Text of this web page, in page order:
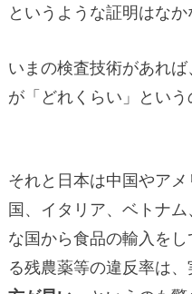
というような証明はなか
いまの検査技術があれ
が「どれくらい」という
それと日本は中国やア
国、イタリア、ベトナ
な国から食品の輸入を
る残農薬等の違反率は、